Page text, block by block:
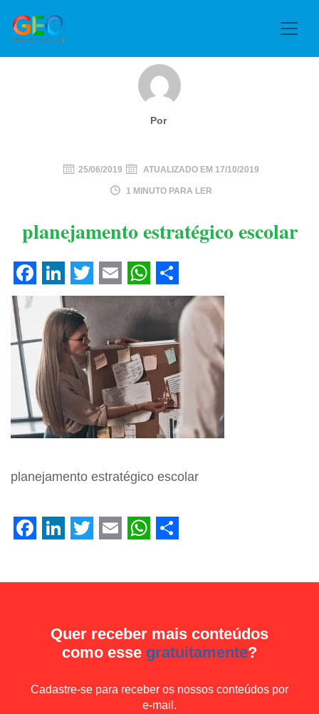
Por
25/06/2019 ATUALIZADO EM 17/10/2019
1 MINUTO PARA LER
planejamento estratégico escolar
Facebook
LinkedIn
Twitter
EmailWhatsApp
Share
planejamento estratégico escolar
Quer receber mais conteúdos
como esse gratuitamente?
Cadastre-se para receber os nossos conteúdos por
e-mail.